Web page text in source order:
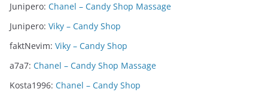
Junipero: Chanel – Candy Shop Massage
Junipero: Viky – Candy Shop
faktNevim: Viky – Candy Shop
a7a7: Chanel – Candy Shop Massage
Kosta1996: Chanel – Candy Shop